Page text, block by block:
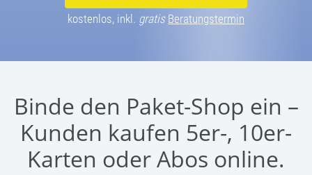
kostenlos, inkl. gratis Beratungstermin
Binde den Paket-Shop ein –
Kunden kaufen 5er-, 10er-
Karten oder Abos online.